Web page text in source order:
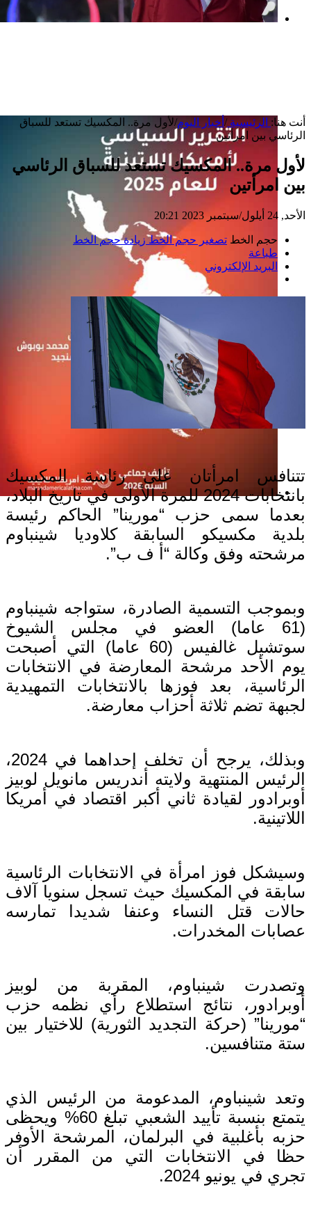
إصدار جديد
أنت هنا: الرئيسية/ أخبار اليوم/لأول مرة.. المكسيك تستعد للسباق
الرئاسي بين امرأتين
لأول مرة.. المكسيك تستعد للسباق الرئاسي
بين امرأتين
الأحد, 24 أيلول/سبتمبر 2023 20:21
حجم الخط تصغير حجم الخط زيادة حجم الخط
طباعة
البريد الإلكتروني
تتنافس امرأتان على رئاسة المكسيك
بانتخابات 2024 للمرة الأولى في تاريخ البلاد،
بعدما سمى حزب “مورينا” الحاكم رئيسة
بلدية مكسيكو السابقة كلاوديا شينباوم
مرشحته وفق وكالة “أ ف ب”.
وبموجب التسمية الصادرة، ستواجه شينباوم
(61 عاما) العضو في مجلس الشيوخ
سوتشيل غالفيس (60 عاما) التي أصبحت
يوم الأحد مرشحة المعارضة في الانتخابات
الرئاسية، بعد فوزها بالانتخابات التمهيدية
لجبهة تضم ثلاثة أحزاب معارضة.
وبذلك، يرجح أن تخلف إحداهما في 2024،
الرئيس المنتهية ولايته أندريس مانويل لوبيز
أوبرادور لقيادة ثاني أكبر اقتصاد في أمريكا
اللاتينية.
وسيشكل فوز امرأة في الانتخابات الرئاسية
سابقة في المكسيك حيث تسجل سنويا آلاف
حالات قتل النساء وعنفا شديدا تمارسه
عصابات المخدرات.
وتصدرت شينباوم، المقربة من لوبيز
أوبرادور، نتائج استطلاع رأي نظمه حزب
“مورينا” (حركة التجديد الثورية) للاختيار بين
ستة متنافسين.
وتعد شينباوم، المدعومة من الرئيس الذي
يتمتع بنسبة تأييد الشعبي تبلغ 60% ويحظى
حزبه بأغلبية في البرلمان، المرشحة الأوفر
حظا في الانتخابات التي من المقرر أن
تجري في يونيو 2024.